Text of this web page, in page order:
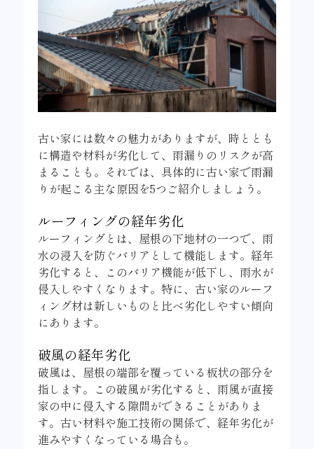
古い家には数々の魅力がありますが、時ととも
に構造や材料が劣化して、雨漏りのリスクが高
まることも。それでは、具体的に古い家で雨漏
りが起こる主な原因を5つご紹介しましょう。
ルーフィングの経年劣化
ルーフィングとは、屋根の下地材の一つで、雨
水の浸入を防ぐバリアとして機能します。経年
劣化すると、このバリア機能が低下し、雨水が
侵入しやすくなります。特に、古い家のルーフ
ィング材は新しいものと比べ劣化しやすい傾向
にあります。
破風の経年劣化
破風は、屋根の端部を覆っている板状の部分を
指します。この破風が劣化すると、雨風が直接
家の中に侵入する隙間ができることがありま
す。古い材料や施工技術の関係で、経年劣化が
進みやすくなっている場合も。